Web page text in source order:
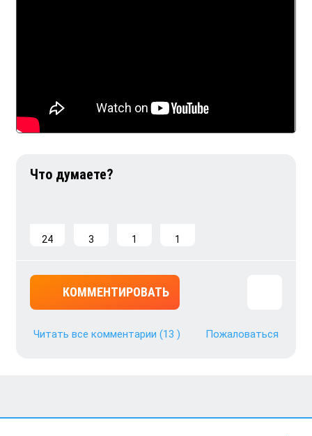
24 3 1 1
КОММЕНТИРОВАТЬ
Читать все комментарии (13 ) Пожаловаться